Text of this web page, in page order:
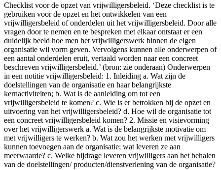
Checklist voor de opzet van vrijwilligersbeleid. ‘Deze checklist is te
gebruiken voor de opzet en het ontwikkelen van een
vrijwilligersbeleid of onderdelen uit het vrijwilligersbeleid. Door alle
vragen door te nemen en te bespreken met elkaar ontstaat er een
duidelijk beeld hoe men het vrijwilligerswerk binnen de eigen
organisatie wil vorm geven. Vervolgens kunnen alle onderwerpen of
een aantal onderdelen eruit, vertaald worden naar een concreet
beschreven vrijwilligersbeleid.’ (bron: zie onderaan) Onderwerpen
in een notitie vrijwilligersbeleid: 1. Inleiding a. Wat zijn de
doelstellingen van de organisatie en haar belangrijkste
kernactiviteiten; b. Wat is de aanleiding om tot een
vrijwilligersbeleid te komen? c. Wie is er betrokken bij de opzet en
uitvoering van het vrijwilligersbeleid? d. Hoe wil de organisatie tot
een concreet vrijwilligersbeleid komen? 2. Missie en visievorming
over het vrijwilligerswerk a. Wat is de belangrijkste motivatie om
met vrijwilligers te werken? b. Wat zou het werken met vrijwilligers
kunnen toevoegen aan de organisatie; wat leveren ze aan
meerwaarde? c. Welke bijdrage leveren vrijwilligers aan het behalen
van de doelstellingen/ producten/dienstverlening van de organisatie?